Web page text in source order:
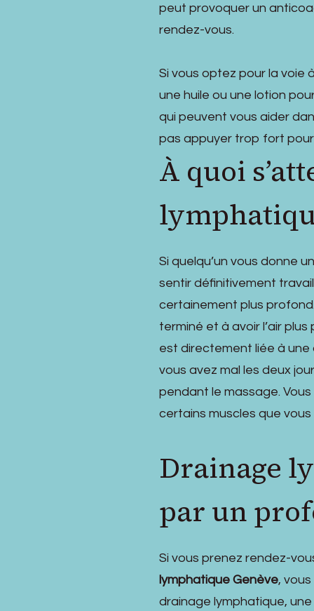
peut provoquer un
rendez-vous.
Si vous optez pour la voie
une huile ou une lotion
qui peuvent vous aider
pas appuyer trop fort
À quoi
Si quelqu’un vous donne
sentir définitivement
certainement plus
terminé et à avoir l’air
est directement liée à une
vous avez mal les deux
pendant le massage.
certains muscles que
Drainage
par un
Si vous prenez rendez-
lymphatique Genève,
drainage lymphatique,